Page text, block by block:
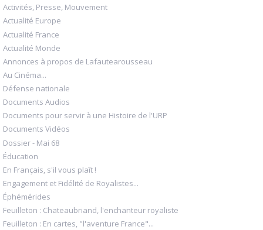
Activités, Presse, Mouvement
Actualité Europe
Actualité France
Actualité Monde
Annonces à propos de Lafautearousseau
Au Cinéma...
Défense nationale
Documents Audios
Documents pour servir à une Histoire de l'URP
Documents Vidéos
Dossier - Mai 68
Éducation
En Français, s'il vous plaît !
Engagement et Fidélité de Royalistes...
Éphémérides
Feuilleton : Chateaubriand, l'enchanteur royaliste
Feuilleton : En cartes, "l'aventure France"...